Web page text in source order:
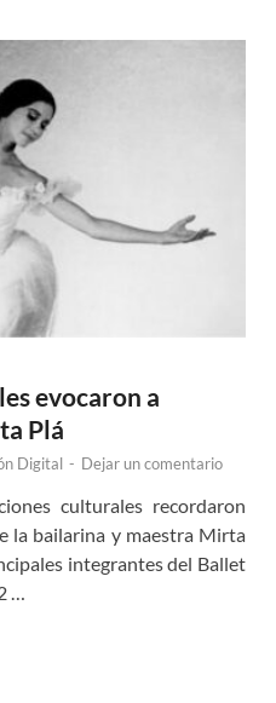
evocaron a
Plá
Digital - Dejar un comentario
culturales recordaron
la bailarina y maestra Mirta
integrantes del Ballet
…